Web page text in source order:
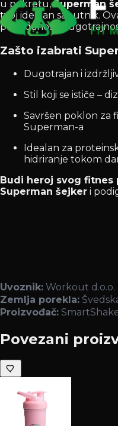
u pokretu,Superman
tvoj idealan saputnik.
pouzdanost,
Zašto izabrati
Dugotrajan i
Stil koji se ističe –
Savršen poklon za
Superman-a
Idealan za
hidriranje tokom
Budi heroj svog fitnes
Superman šejker i
Uvoznik: Workout d.o.o.
Zemlja porekla:
Proizvođač:
Povezani